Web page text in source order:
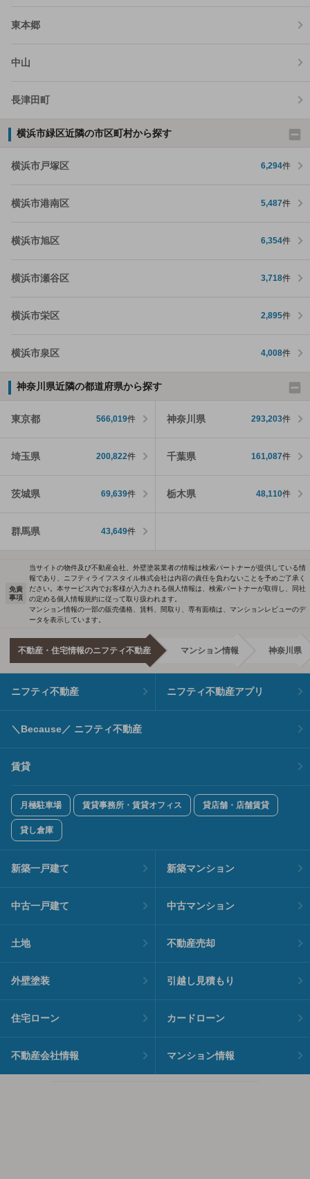
東本郷
中山
長津田町
横浜市緑区近隣の市区町村から探す
横浜市戸塚区 6,294件
横浜市港南区 5,487件
横浜市旭区 6,354件
横浜市瀬谷区 3,718件
横浜市栄区 2,895件
横浜市泉区 4,008件
神奈川県近隣の都道府県から探す
東京都 566,019件 神奈川県 293,203件
埼玉県 200,822件 千葉県 161,087件
茨城県 69,639件 栃木県 48,110件
群馬県 43,649件
免責
事項
当サイトの物件及び不動産会社、外壁塗装業者の情報は検索パートナーが提供している情
報であり、ニフティライフスタイル株式会社は内容の責任を負わないことを予めご了承く
ださい。本サービス内でお客様が入力される個人情報は、検索パートナーが取得し、同社
の定める個人情報規約に従って取り扱われます。
マンション情報の一部の販売価格、賃料、間取り、専有面積は、マンションレビューのデ
ータを表示しています。
不動産・住宅情報のニフティ不動産 マンション情報 神奈川県
ニフティ不動産 ニフティ不動産アプリ
＼Because／ ニフティ不動産
賃貸
月極駐車場 賃貸事務所・賃貸オフィス 貸店舗・店舗賃貸
貸し倉庫
新築一戸建て 新築マンション
中古一戸建て 中古マンション
土地 不動産売却
外壁塗装 引越し見積もり
住宅ローン カードローン
不動産会社情報 マンション情報